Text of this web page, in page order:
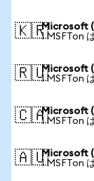
🇰🇷Microsoft
1 MSFTon
🇷🇺Microsoft
1 MSFTon
🇨🇦Microsoft
1 MSFTon
🇦🇺Microsoft
1 MSFTon